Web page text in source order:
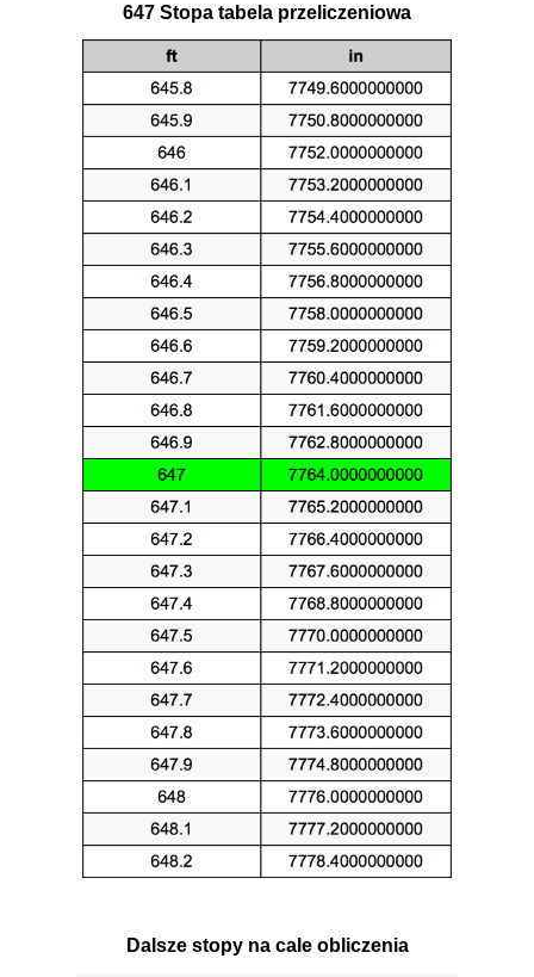
647 Stopa tabela przeliczeniowa
Dalsze stopy na cale obliczenia